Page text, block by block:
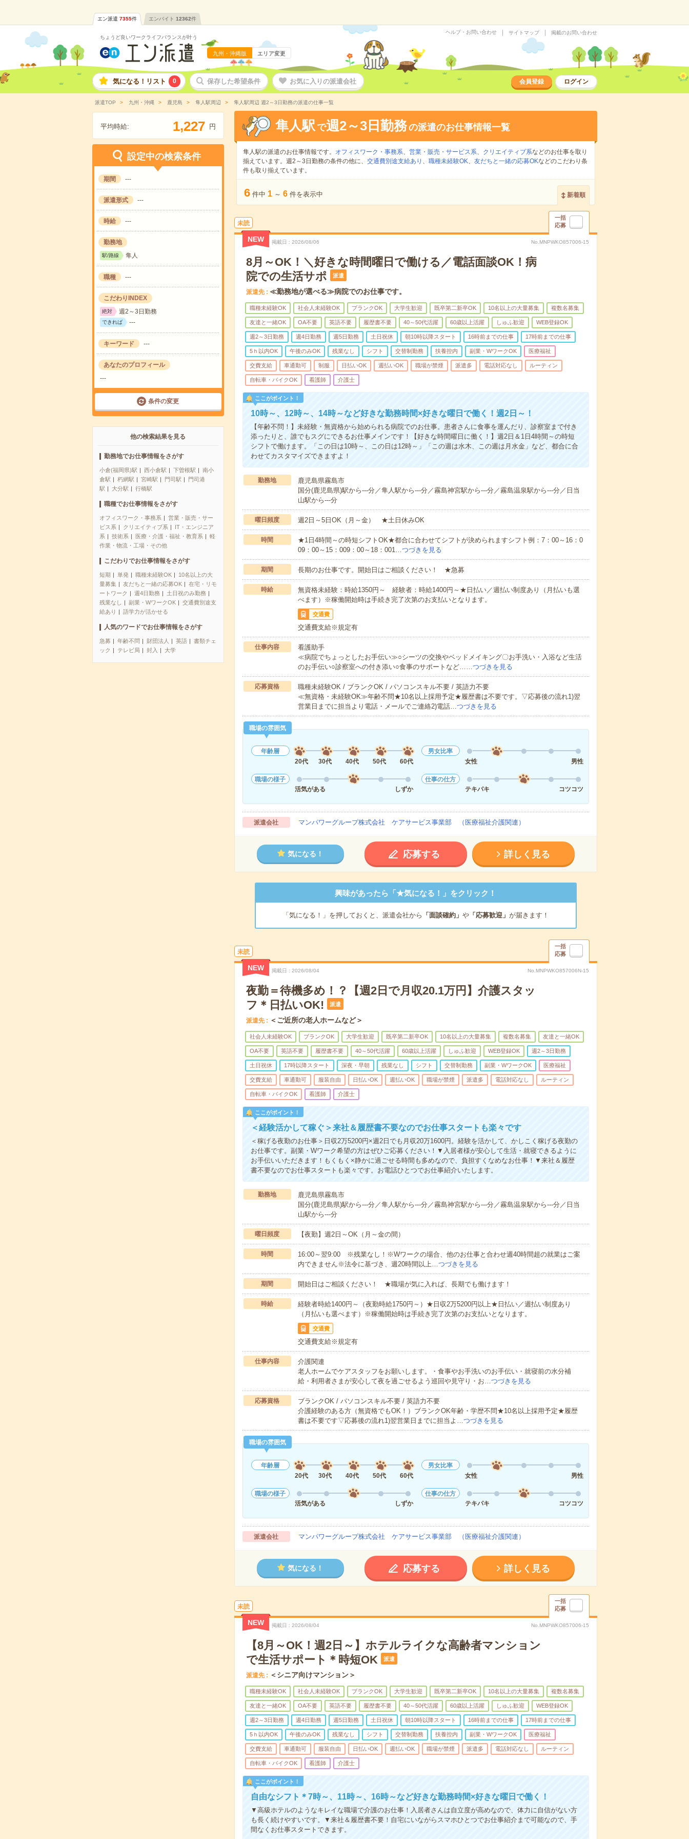
エン派遣 7355件 エンバイト 12362件
ちょうど良いワークライフバランスが叶う
九州・沖縄版 エリア変更
ヘルプ・お問い合わせ サイトマップ 掲載のお問い合わせ
気になる！リスト 0 保存した希望条件 お気に入りの派遣会社 会員登録 ログイン
派遣TOP 九州・沖縄 鹿児島 隼人駅周辺 隼人駅周辺 週2～3日勤務の派遣の仕事一覧
平均時給: 1,227 円
設定中の検索条件
期間 ---
派遣形式 ---
時給 ---
勤務地
駅/路線 隼人
職種 ---
こだわりINDEX
絶対 週2～3日勤務
できれば ---
キーワード ---
あなたのプロフィール
---
条件の変更
他の検索結果を見る
勤務地でお仕事情報をさがす
小倉(福岡県)駅 西小倉駅 下曽根駅
南小
倉駅
朽網駅 宮崎駅 門司駅
門司港
駅
大分駅 行橋駅
職種でお仕事情報をさがす
オフィスワーク・事務系
営業・販売・サー
ビス系
クリエイティブ系
IT・エンジニア
系
技術系 医療・介護・福祉・教育系
軽
作業・物流・工場・その他
こだわりでお仕事情報をさがす
短期 単発 職種未経験OK
10名以上の大
量募集
友だちと一緒の応募OK
在宅・リモ
ートワーク
週4日勤務
土日祝のみ勤務
残業なし
副業・WワークOK
交通費別途支
給あり
語学力が活かせる
人気のワードでお仕事情報をさがす
急募 年齢不問 財団法人 英語
書類チェ
ック
テレビ局 封入 大学
隼人駅 で週2～3日勤務の派遣のお仕事情報一覧
隼人駅の派遣のお仕事情報です。 オフィスワーク・事務系、 営業・販売・サービス系、 クリエイティブ系などのお仕事を取り
揃えています。週2～3日勤務の条件の他に、 交通費別途支給あり 、 職種未経験OK、 友だちと一緒の応募OKなどのこだわり条
件も取り揃えています。
6 件中 1 ～ 6 件を表示中 新着順
未読
一括
応募
NEW 掲載日 2026/08/06 No.MNPWKO857006-15
8月～OK！＼好きな時間曜日で働ける／電話面談OK！病
院での生活サポ
派遣
派遣先 ≪勤務地が選べる≫病院でのお仕事です。
職種未経験OK 社会人未経験OK ブランクOK 大学生歓迎 既卒第二新卒OK 10名以上の大量募集 複数名募集
友達と一緒OK OA不要 英語不要 履歴書不要 40～50代活躍 60歳以上活躍 しゅふ歓迎 WEB登録OK
週2～3日勤務 週4日勤務 週5日勤務 土日祝休 朝10時以降スタート 16時前までの仕事 17時前までの仕事
5ｈ以内OK 午後のみOK 残業なし シフト 交替制勤務 扶養控内 副業・WワークOK 医療福祉
交費支給 車通勤可 制服 日払いOK 週払いOK 職場が禁煙 派遣多 電話対応なし ルーティン
自転車・バイクOK 看護師 介護士
ここがポイント！
10時～、12時～、14時～など好きな勤務時間×好きな曜日で働く！週2日～！
【年齢不問！】未経験・無資格から始められる病院でのお仕事。患者さんに食事を運んだり、診察室まで付き
添ったりと、誰でもスグにできるお仕事メインです！【好きな時間曜日に働く！】週2日＆1日4時間～の時短
シフトで働けます。「この日は10時～、この日は12時～」「この週は水木、この週は月水金」など、都合に合
わせてカスタマイズできますよ！
勤務地
鹿児島県霧島市
国分(鹿児島県)駅から---分／隼人駅から---分／霧島神宮駅から---分／霧島温泉駅から---分／日当
山駅から---分
曜日頻度 週2日～5日OK（月～金） ★土日休みOK
時間
★1日4時間～の時短シフトOK★都合に合わせてシフトが決められますシフト例：7：00～16：0
09：00～15：009：00～18：001…つづきを見る
期間 長期のお仕事です。開始日はご相談ください！ ★急募
時給
無資格未経験：時給1350円～ 経験者：時給1400円～★日払い／週払い制度あり（月払いも選
べます）※稼働開始時は手続き完了次第のお支払いとなります。
交通費
交通費支給※規定有
仕事内容
看護助手
≪病院でちょっとしたお手伝い≫○シーツの交換やベッドメイキング〇お手洗い・入浴など生活
のお手伝い○診察室への付き添い○食事のサポートなど……つづきを見る
応募資格
職種未経験OK / ブランクOK / パソコンスキル不要 / 英語力不要
≪無資格・未経験OK≫年齢不問★10名以上採用予定★履歴書は不要です。▽応募後の流れ1)翌
営業日までに担当より電話・メールでご連絡2)電話…つづきを見る
職場の雰囲気
年齢層
20代
30代 40代 50代 60代
男女比率
女性
男性
職場の様子
活気がある
しずか
仕事の仕方
テキパキ
コツコツ
派遣会社 マンパワーグループ株式会社 ケアサービス事業部 （医療福祉介護関連）
気になる！ 応募する 詳しく見る
興味があったら「★気になる！」をクリック！
「気になる！」を押しておくと、派遣会社から 「面談確約」 や「応募歓迎」 が届きます！
未読
一括
応募
NEW 掲載日 2026/08/04 No.MNPWKO857006N-15
夜勤＝待機多め！？【週2日で月収20.1万円】介護スタッ
フ＊日払いOK!
派遣
派遣先 ＜ご近所の老人ホームなど＞
社会人未経験OK ブランクOK 大学生歓迎 既卒第二新卒OK 10名以上の大量募集 複数名募集 友達と一緒OK
OA不要 英語不要 履歴書不要 40～50代活躍 60歳以上活躍 しゅふ歓迎 WEB登録OK 週2～3日勤務
土日祝休 17時以降スタート 深夜・早朝 残業なし シフト 交替制勤務 副業・WワークOK 医療福祉
交費支給 車通勤可 服装自由 日払いOK 週払いOK 職場が禁煙 派遣多 電話対応なし ルーティン
自転車・バイクOK 看護師 介護士
ここがポイント！
＜経験活かして稼ぐ＞来社＆履歴書不要なのでお仕事スタートも楽々です
＜稼げる夜勤のお仕事＞日収2万5200円×週2日でも月収20万1600円。経験を活かして、かしこく稼げる夜勤の
お仕事です。副業・Wワーク希望の方はぜひご応募ください！▼入居者様が安心して生活・就寝できるように
お手伝いいただきます！もくもく×静かに過ごせる時間も多めなので、負担すくなめなお仕事！▼来社＆履歴
書不要なのでお仕事スタートも楽々です。お電話ひとつでお仕事紹介いたします。
勤務地
鹿児島県霧島市
国分(鹿児島県)駅から---分／隼人駅から---分／霧島神宮駅から---分／霧島温泉駅から---分／日当
山駅から---分
曜日頻度 【夜勤】週2日～OK（月～金の間）
時間
16:00～翌9:00 ※残業なし！※Wワークの場合、他のお仕事と合わせ週40時間超の就業はご案
内できません※法令に基づき、週20時間以上…つづきを見る
期間 開始日はご相談ください！ ★職場が気に入れば、長期でも働けます！
時給
経験者時給1400円～（夜勤時給1750円～）★日収2万5200円以上★日払い／週払い制度あり
（月払いも選べます）※稼働開始時は手続き完了次第のお支払いとなります。
交通費
交通費支給※規定有
仕事内容
介護関連
老人ホームでケアスタッフをお願いします。・食事やお手洗いのお手伝い・就寝前の水分補
給・利用者さまが安心して夜を過ごせるよう巡回や見守り・お…つづきを見る
応募資格
ブランクOK / パソコンスキル不要 / 英語力不要
介護経験のある方（無資格でもOK！）ブランクOK年齢・学歴不問★10名以上採用予定★履歴
書は不要です▽応募後の流れ1)翌営業日までに担当よ…つづきを見る
職場の雰囲気
年齢層
20代
30代 40代 50代 60代
男女比率
女性
男性
職場の様子
活気がある
しずか
仕事の仕方
テキパキ
コツコツ
派遣会社 マンパワーグループ株式会社 ケアサービス事業部 （医療福祉介護関連）
気になる！ 応募する 詳しく見る
未読
一括
応募
NEW 掲載日 2026/08/04 No.MNPWKO857006-15
【8月～OK！週2日～】ホテルライクな高齢者マンション
で生活サポート＊時短OK
派遣
派遣先 ＜シニア向けマンション＞
職種未経験OK 社会人未経験OK ブランクOK 大学生歓迎 既卒第二新卒OK 10名以上の大量募集 複数名募集
友達と一緒OK OA不要 英語不要 履歴書不要 40～50代活躍 60歳以上活躍 しゅふ歓迎 WEB登録OK
週2～3日勤務 週4日勤務 週5日勤務 土日祝休 朝10時以降スタート 16時前までの仕事 17時前までの仕事
5ｈ以内OK 午後のみOK 残業なし シフト 交替制勤務 扶養控内 副業・WワークOK 医療福祉
交費支給 車通勤可 服装自由 日払いOK 週払いOK 職場が禁煙 派遣多 電話対応なし ルーティン
自転車・バイクOK 看護師 介護士
ここがポイント！
自由なシフト＊7時～、11時～、16時～など好きな勤務時間×好きな曜日で働く！
▼高級ホテルのようなキレイな職場で介護のお仕事！入居者さんは自立度が高めなので、体力に自信がない方
も長く続けやすいです。▼来社＆履歴書不要！自宅にいながらスマホひとつでお仕事紹介まで可能なので、手
間なくお仕事スタートできます。